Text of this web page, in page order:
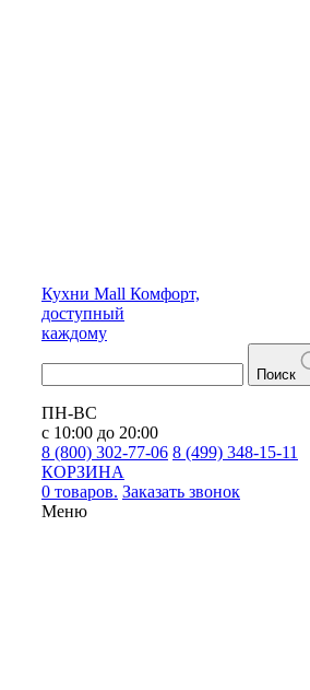
Кухни Mall Комфорт,
доступный
каждому
Поиск
ПН-ВС
с 10:00 до 20:00
8 (800) 302-77-06 8 (499) 348-15-11
КОРЗИНА
0 товаров. Заказать звонок
Меню